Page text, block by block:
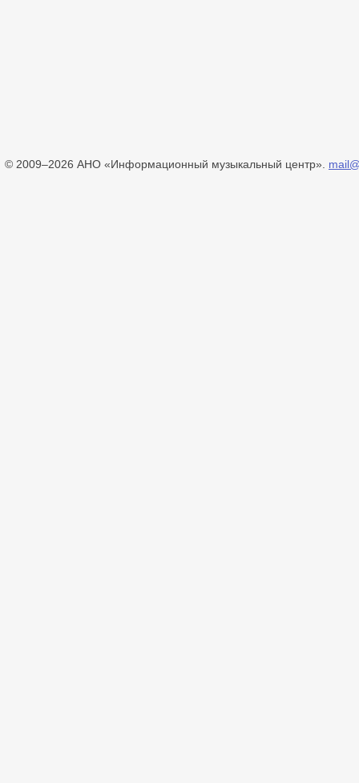
© 2009–2026 АНО «Информационный музыкальный центр».